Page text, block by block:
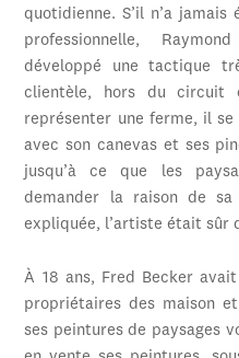
quotidienne. S’il n’a
professionnelle,
développé une tactique
clientèle, hors du circuit
représenter une ferme, il
avec son canevas et ses
jusqu’à ce que les
demander la raison de
expliquée, l’artiste était sûr
À 18 ans, Fred Becker
propriétaires des maison
ses peintures de paysages